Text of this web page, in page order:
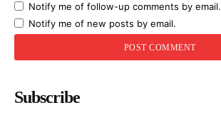
Notify me of follow-up comments by email.
Notify me of new posts by email.
Subscribe